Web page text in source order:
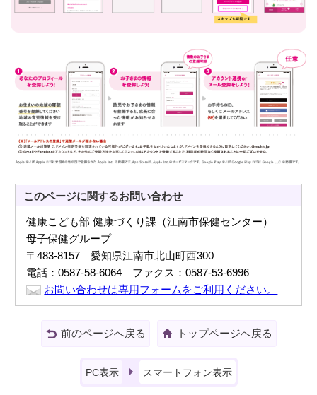
このページに関するお問い合わせ
健康こども部 健康づくり課（江南市保健センター）
母子保健グループ
〒483-8157 愛知県江南市北山町西300
電話：0587-58-6064 ファクス：0587-53-6996
お問い合わせは専用フォームをご利用ください。
前のページへ戻る トップページへ戻る
PC表示 スマートフォン表示